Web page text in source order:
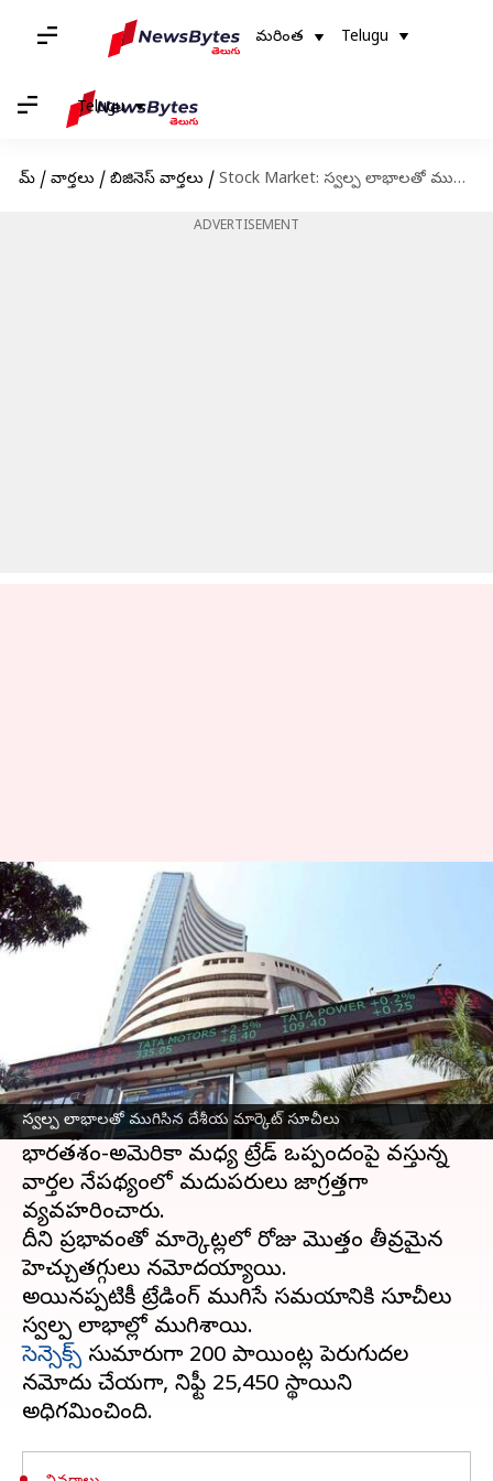
మరింత Telugu
Telugu
హోమ్ / వార్తలు / బిజినెస్ వార్తలు / Stock Market: స్వల్ప లాభాలతో ముగిసిన దేశీయ మార్కెట్ సూచీలు
ADVERTISEMENT
స్వల్ప లాభాలతో ముగిసిన దేశీయ మార్కెట్ సూచీలు
Stock Market: స్వల్ప లాభాలతో
ముగిసిన దేశీయ మార్కెట్ సూచీలు
Sirish Praharaju Jul 04, 2025 04:24 pm
ఈ వార్తాకథనం ఏంటి
దేశీయస్టాక్ మార్కెట్సూచీలు ఈవారం చివరికి స్వల్ప
లాభాలతో ముగిశాయి.
అంతర్జాతీయంగా పాజిటివ్ సిగ్నల్స్ కనిపించినప్పటికీ,
భారతదేశం-అమెరికా మధ్య ట్రేడ్ ఒప్పందంపై వస్తున్న
వార్తల నేపథ్యంలో మదుపరులు జాగ్రత్తగా
వ్యవహరించారు.
దీని ప్రభావంతో మార్కెట్లలో రోజు మొత్తం తీవ్రమైన
హెచ్చుతగ్గులు నమోదయ్యాయి.
అయినప్పటికీ ట్రేడింగ్ ముగిసే సమయానికి సూచీలు
సెన్సెక్స్ సుమారుగా 200 పాయింట్ల పెరుగుదల
నమోదు చేయగా, నిఫ్టీ 25,450 స్థాయిని